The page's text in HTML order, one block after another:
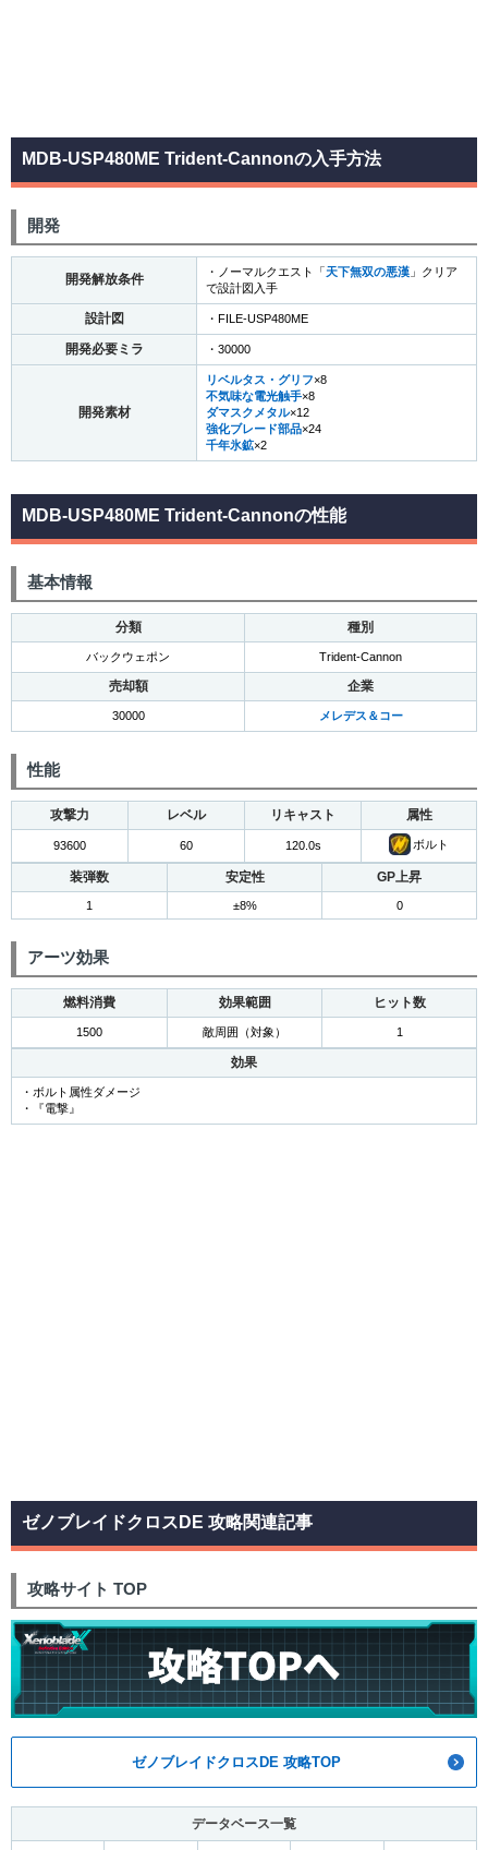
MDB-USP480ME Trident-Cannonの入手方法
開発
開発解放条件 ・ノーマルクエスト「 天下無双の悪漢 」クリア
で設計図入手
設計図 ・FILE-USP480ME
開発必要ミラ ・30000
開発素材
リベルタス・グリフ×8
不気味な電光触手×8
ダマスクメタル×12
強化ブレード部品×24
千年氷鉱×2
MDB-USP480ME Trident-Cannonの性能
基本情報
分類 種別
バックウェポン Trident-Cannon
売却額 企業
30000 メレデス＆コー
性能
攻撃力 レベル リキャスト 属性
93600 60 120.0s ボルト
装弾数 安定性 GP上昇
1 ±8% 0
アーツ効果
燃料消費 効果範囲 ヒット数
1500 敵周囲（対象） 1
効果
・ボルト属性ダメージ
・『電撃』
ゼノブレイドクロスDE 攻略関連記事
攻略サイト TOP
ゼノブレイドクロスDE 攻略TOP
データベース一覧